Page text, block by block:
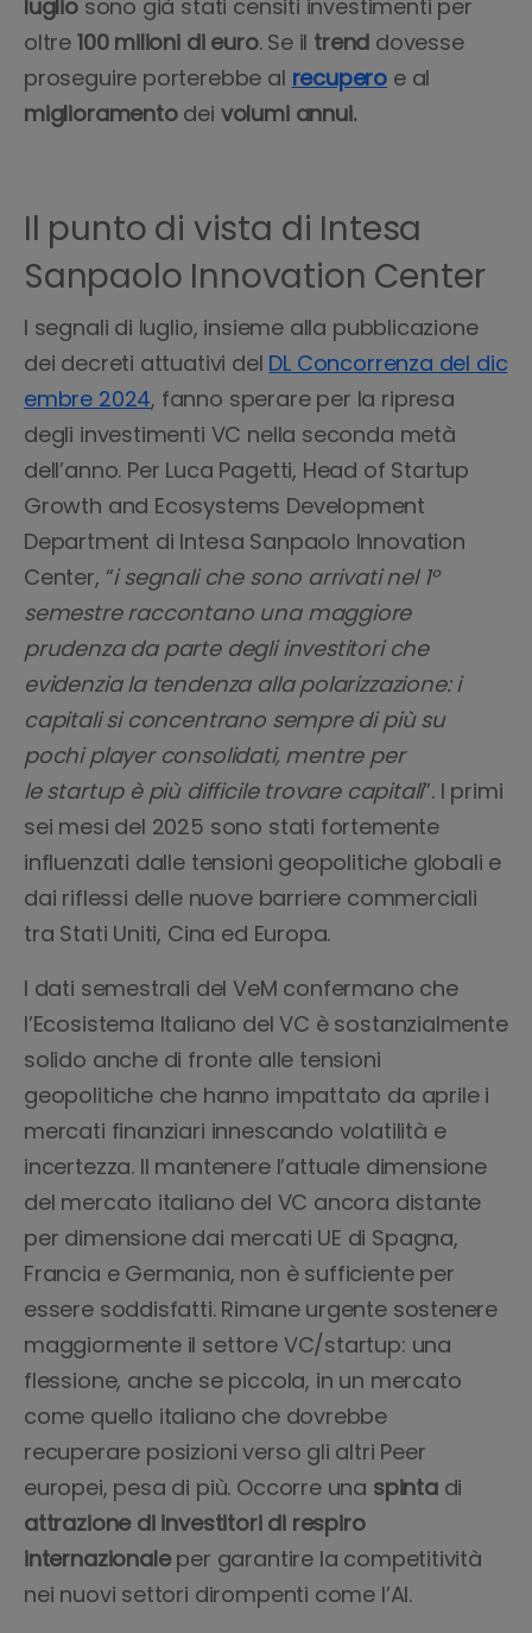
lugliosono già stati censiti investimenti per
oltre 100 milioni di euro. Se il trend dovesse
proseguire porterebbe al recupero e al
miglioramentodei volumi annui.
Il punto di vista di Intesa
Sanpaolo Innovation Center
I segnali di luglio, insieme alla pubblicazione
dei decreti attuativi del DL Concorrenza del dic
embre 2024, fanno sperare per la ripresa
degli investimenti VC nella seconda metà
dell’anno. Per Luca Pagetti, Head of Startup
Growth and Ecosystems Development
Department di Intesa Sanpaolo Innovation
Center, “i segnali che sono arrivati nel 1°
semestre raccontano una maggiore
prudenza da parte degli investitori che
evidenzia la tendenza alla polarizzazione: i
capitali si concentrano sempre di più su
pochi player consolidati, mentre per
le startup è più difficile trovare capitali”. I primi
sei mesi del 2025 sono stati fortemente
influenzati dalle tensioni geopolitiche globali e
dai riflessi delle nuove barriere commerciali
tra Stati Uniti, Cina ed Europa.
I dati semestrali del VeM confermano che
l’Ecosistema Italiano del VC è sostanzialmente
solido anche di fronte alle tensioni
geopolitiche che hanno impattato da aprile i
mercati finanziari innescando volatilità e
incertezza. Il mantenere l’attuale dimensione
del mercato italiano del VC ancora distante
per dimensione dai mercati UE di Spagna,
Francia e Germania, non è sufficiente per
essere soddisfatti. Rimane urgente sostenere
maggiormente il settore VC/startup: una
flessione, anche se piccola, in un mercato
come quello italiano che dovrebbe
recuperare posizioni verso gli altri Peer
europei, pesa di più. Occorre una spintadi
attrazione di investitori di respiro
internazionaleper garantire la competitività
nei nuovi settori dirompenti come l’AI.